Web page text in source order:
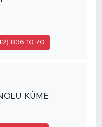
836 10 70
KÜME